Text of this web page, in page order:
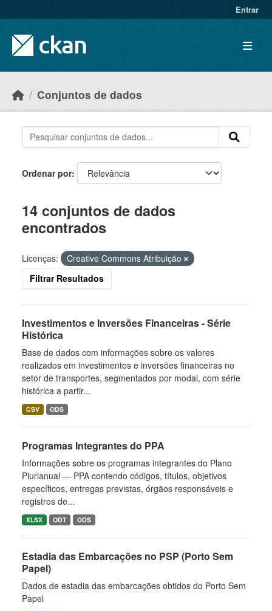
Entrar
Conjuntos de dados
Ordenar por
14 conjuntos de dados
encontrados
Licenças:
Creative Commons Atribuição
Filtrar Resultados
Investimentos e Inversões Financeiras - Série
Histórica
Base de dados com informações sobre os valores
realizados em investimentos e inversões financeiras no
setor de transportes, segmentados por modal, com série
histórica a partir...
CSV ODS
Programas Integrantes do PPA
Informações sobre os programas integrantes do Plano
Plurianual — PPA contendo códigos, títulos, objetivos
específicos, entregas previstas, órgãos responsáveis e
registros de...
XLSX ODT ODS
Estadia das Embarcações no PSP (Porto Sem
Papel)
Dados de estadia das embarcações obtidos do Porto Sem
Papel